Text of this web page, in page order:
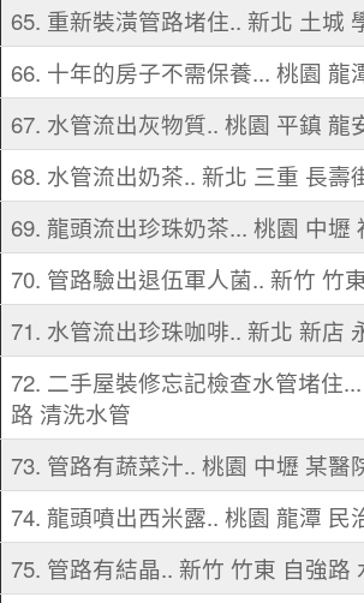
65. 重新裝潢管路堵住.. 新北 土城
66. 十年的房子不需保養... 桃園 龍
67. 水管流出灰物質.. 桃園 平鎮 龍
68. 水管流出奶茶.. 新北 三重 長壽
69. 龍頭流出珍珠奶茶... 桃園 中壢
70. 管路驗出退伍軍人菌.. 新竹 竹
71. 水管流出珍珠咖啡.. 新北 新店
72. 二手屋裝修忘記檢查水管堵住
路 清洗水管
73. 管路有蔬菜汁.. 桃園 中壢 某醫
74. 龍頭噴出西米露.. 桃園 龍潭 民
75. 管路有結晶.. 新竹 竹東 自強路